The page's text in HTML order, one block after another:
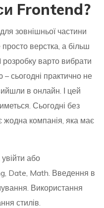
Frontend?
зовнішньої частини
верстка, а більш
варто вибрати
сьогодні практично не
в онлайн. І цей
Сьогодні без
жодна компанія, яка має
або
Date, Math. Введення в
Використання
стилів.